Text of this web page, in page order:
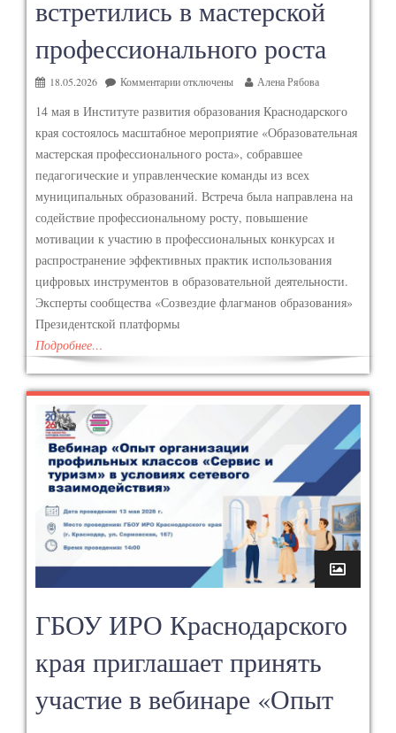
встретились в мастерской
профессионального роста
18.05.2026 Комментарииотключены Алена Рябова
14 мая в Институте развития образования Краснодарского
края состоялось масштабное мероприятие «Образовательная
мастерская профессионального роста», собравшее
педагогические и управленческие команды из всех
муниципальных образований. Встреча была направлена на
содействие профессиональному росту, повышение
мотивации к участию в профессиональных конкурсах и
распространение эффективных практик использования
цифровых инструментов в образовательной деятельности.
Эксперты сообщества «Созвездие флагманов образования»
Президентской платформы
Подробнее…
ГБОУ ИРО Краснодарского
края приглашает принять
участие в вебинаре «Опыт